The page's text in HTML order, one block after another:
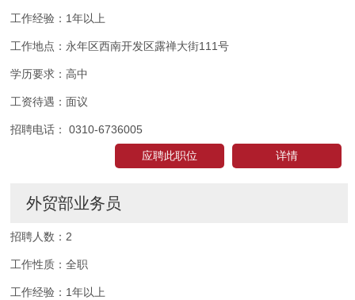
工作经验： 1年以上
工作地点： 永年区西南开发区露禅大街111号
学历要求：高中
工资待遇：面议
招聘电话： 0310-6736005
详情
应聘此职位
外贸部业务员
招聘人数：2
工作性质：全职
工作经验： 1年以上